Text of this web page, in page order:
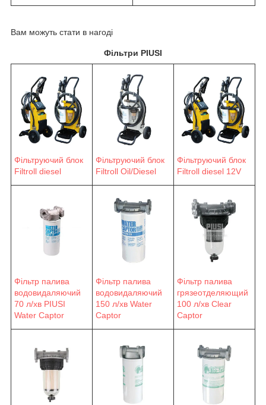
Вам можуть стати в нагоді
Фільтри PIUSI
Фільтруючий блок
Filtroll diesel
Фільтруючий блок
Filtroll Oil/Diesel
Фільтруючий блок
Filtroll diesel 12V
Фільтр палива
водовидаляючий
70 л/хв PIUSI
Water Сaptor
Фільтр палива
водовидаляючий
150 л/хв Water
Сaptor
Фільтр палива
грязеотделяющий
100 л/хв Clear
Captor